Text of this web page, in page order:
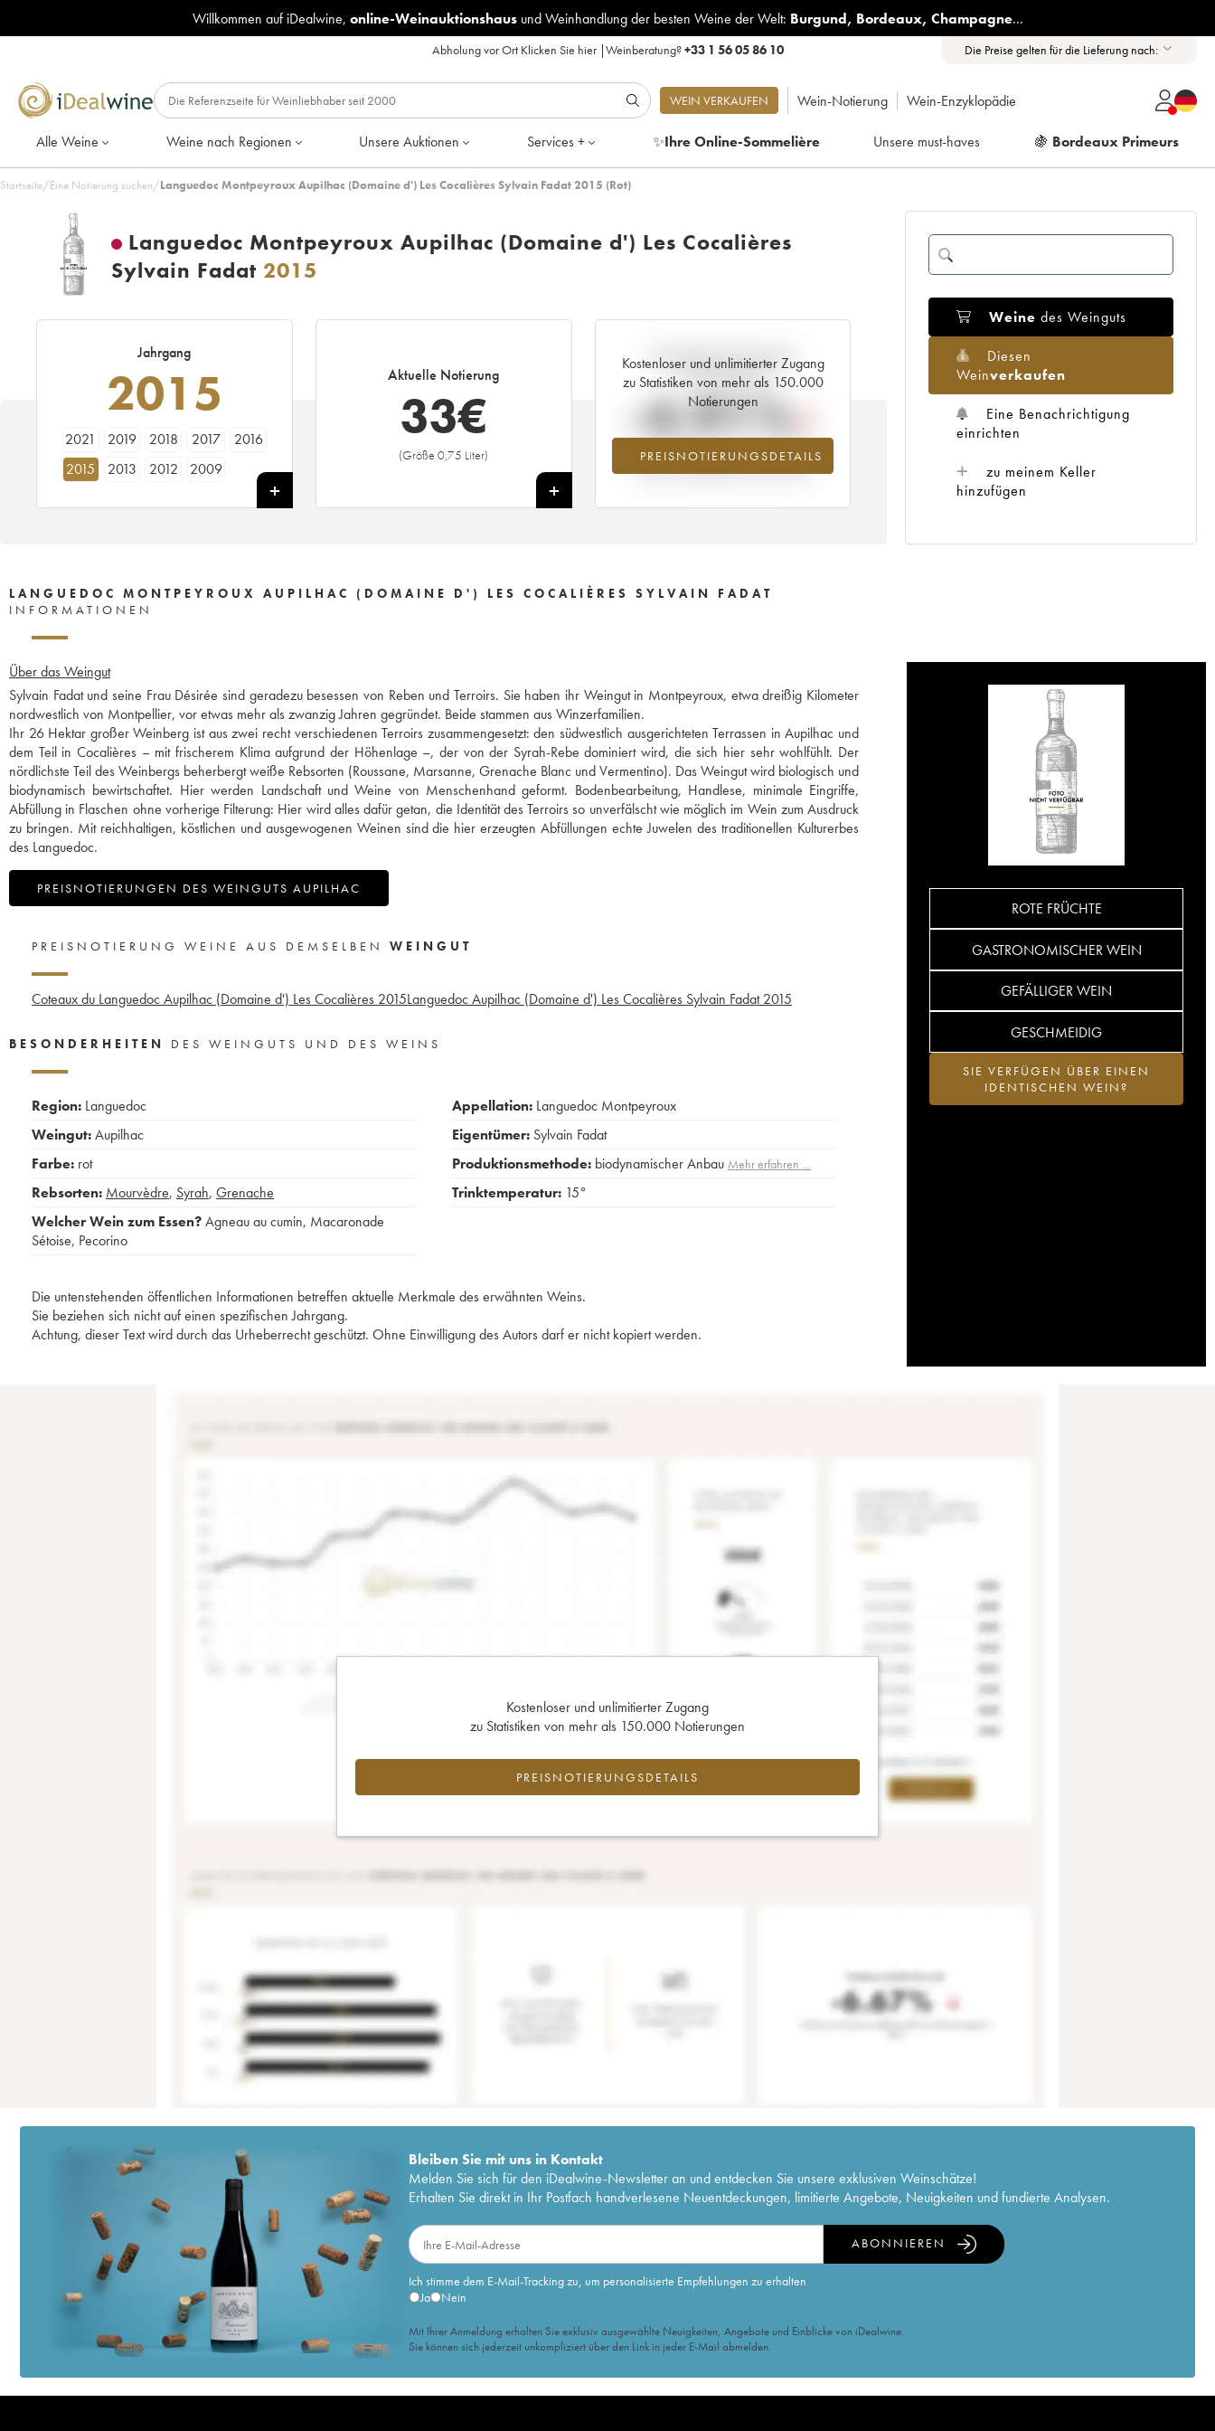
Willkommen auf iDealwine, online-Weinauktionshausund Weinhandlung der besten Weine der Welt: Burgund, Bordeaux, Champagne...
Abholung vor Ort Klicken Sie hier|Weinberatung?+33 1 56 05 86 10 Die Preise gelten für die Lieferung nach:
WEIN VERKAUFEN Wein-Notierung Wein-Enzyklopädie
Alle Weine Weine nach Regionen Unsere Auktionen Services + ✨Ihre Online-Sommelière Unsere must-haves 🍇 Bordeaux Primeurs
Startseite/Eine Notierung suchen/Languedoc Montpeyroux Aupilhac (Domaine d') Les Cocalières Sylvain Fadat 2015 (Rot)
Languedoc Montpeyroux Aupilhac (Domaine d') Les Cocalières
Sylvain Fadat 2015
Jahrgang
2015
2021 2019 2018 2017
2016
2015
2013 2012 2009
Aktuelle Notierung
33€
(Größe 0,75 Liter)
+
Kostenloser und unlimitierter Zugang
zu Statistiken von mehr als 150.000
Notierungen
PREISNOTIERUNGSDETAILS
Aktuelle Entwicklung der
Preisnotierung
-4.91%
Preisabfall des Jahrgangs 2015 im Jahr
2026 im Vergleich zum Jahr 2025
Weine des Weinguts
Diesen
Weinverkaufen
Eine Benachrichtigung
einrichten
zu meinem Keller
hinzufügen
LANGUEDOC MONTPEYROUX AUPILHAC (DOMAINE D') LES COCALIÈRES SYLVAIN FADAT
INFORMATIONEN
Über das Weingut
Sylvain Fadat und seine Frau Désirée sind geradezu besessen von Reben und Terroirs. Sie haben ihr Weingut in Montpeyroux, etwa dreißig Kilometer
nordwestlich von Montpellier, vor etwas mehr als zwanzig Jahren gegründet. Beide stammen aus Winzerfamilien.
Ihr 26 Hektar großer Weinberg ist aus zwei recht verschiedenen Terroirs zusammengesetzt: den südwestlich ausgerichteten Terrassen in Aupilhac und
dem Teil in Cocalières – mit frischerem Klima aufgrund der Höhenlage –, der von der Syrah-Rebe dominiert wird, die sich hier sehr wohlfühlt. Der
nördlichste Teil des Weinbergs beherbergt weiße Rebsorten (Roussane, Marsanne, Grenache Blanc und Vermentino). Das Weingut wird biologisch und
biodynamisch bewirtschaftet. Hier werden Landschaft und Weine von Menschenhand geformt. Bodenbearbeitung, Handlese, minimale Eingriffe,
Abfüllung in Flaschen ohne vorherige Filterung: Hier wird alles dafür getan, die Identität des Terroirs so unverfälscht wie möglich im Wein zum Ausdruck
zu bringen. Mit reichhaltigen, köstlichen und ausgewogenen Weinen sind die hier erzeugten Abfüllungen echte Juwelen des traditionellen Kulturerbes
des Languedoc.
PREISNOTIERUNGEN DES WEINGUTS AUPILHAC
ROTE FRÜCHTE
GASTRONOMISCHER WEIN
GEFÄLLIGER WEIN
GESCHMEIDIG
SIE VERFÜGEN ÜBER EINEN
IDENTISCHEN WEIN?
PREISNOTIERUNG WEINE AUS DEMSELBEN WEINGUT
Coteaux du Languedoc Aupilhac (Domaine d') Les Cocalières 2015Languedoc Aupilhac (Domaine d') Les Cocalières Sylvain Fadat 2015
BESONDERHEITEN DES WEINGUTS UND DES WEINS
Region: Languedoc
Weingut:Aupilhac
Farbe: rot
Rebsorten: Mourvèdre, Syrah, Grenache
Welcher Wein zum Essen?Agneau au cumin, Macaronade
Sétoise, Pecorino
Appellation: Languedoc Montpeyroux
Eigentümer: Sylvain Fadat
Produktionsmethode: biodynamischer Anbau Mehr erfahren …
Trinktemperatur: 15°
Die untenstehenden öffentlichen Informationen betreffen aktuelle Merkmale des erwähnten Weins.
Sie beziehen sich nicht auf einen spezifischen Jahrgang.
Achtung, dieser Text wird durch das Urheberrecht geschützt. Ohne Einwilligung des Autors darf er nicht kopiert werden.
Kostenloser und unlimitierter Zugang
zu Statistiken von mehr als 150.000 Notierungen
PREISNOTIERUNGSDETAILS
Bleiben Sie mit uns in Kontakt
Melden Sie sich für den iDealwine-Newsletter an und entdecken Sie unsere exklusiven Weinschätze!
Erhalten Sie direkt in Ihr Postfach handverlesene Neuentdeckungen, limitierte Angebote, Neuigkeiten und fundierte Analysen.
Ich stimme dem E-Mail-Tracking zu, um personalisierte Empfehlungen zu erhalten
Ja
Nein
ABONNIEREN
Mit Ihrer Anmeldung erhalten Sie exklusiv ausgewählte Neuigkeiten, Angebote und Einblicke von iDealwine.
Sie können sich jederzeit unkompliziert über den Link in jeder E-Mail abmelden.